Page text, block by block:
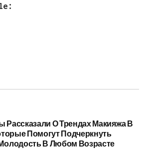
Рассказали О Трендах Макияжа В
Помогут Подчеркнуть
В Любом Возрасте